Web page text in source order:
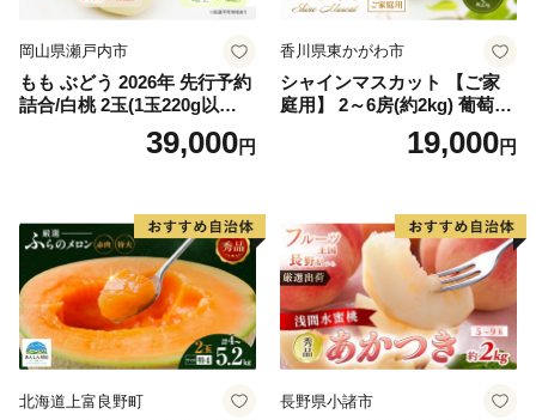
岡山県瀬戸内市
もも ぶどう 2026年 先行予約
詰合/白桃 2玉(1玉220g以
上)・シャインマスカット 晴
39,000円
香川県東かがわ市
シャインマスカット 【ご家
庭用】 2～6房(約2kg) 葡萄 ぶ
どう ブドウ フルーツ 果物 く
だもの 果実 旬の果物 旬のフ
19,000円
北海道上富良野町 長野県小諸市